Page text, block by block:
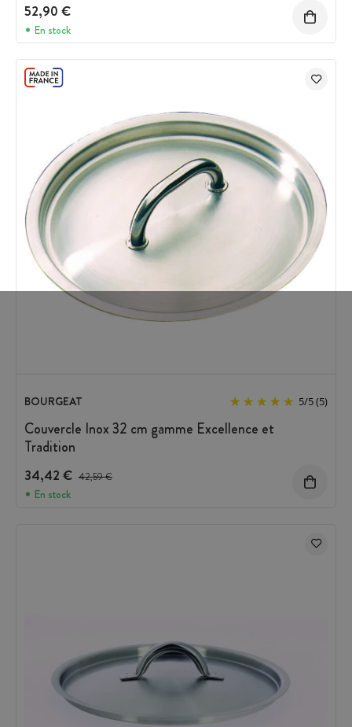
52,90 €
En stock
BOURGEAT 5/5(5)
Couvercle Inox 32 cm gamme Excellence et
Tradition
34,42 € Prix avant réduction :
42,59 €
En stock